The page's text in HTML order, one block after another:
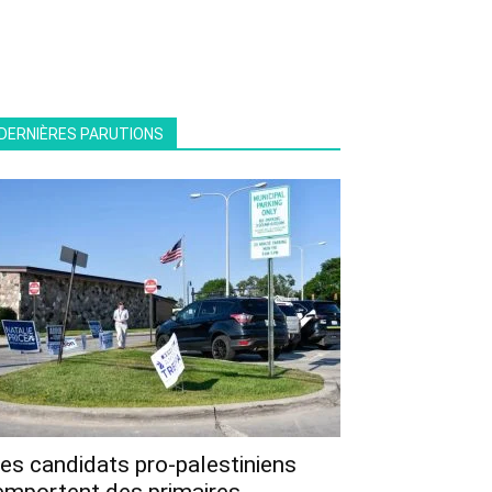
PARUTIONS
candidats pro-palestiniens